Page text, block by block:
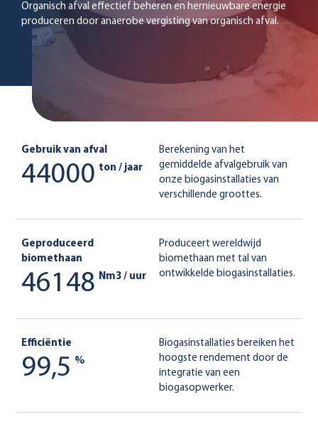
Organisch afval effectief beheren en hernieuwbare energie
produceren door anaerobe vergisting van organisch afval.
Gebruik van afval
44000 ton / jaar
Berekening van het
gemiddelde afvalgebruik van
onze biogasinstallaties van
verschillende groottes.
Geproduceerd
biomethaan
46148 Nm3 / uur
Produceert wereldwijd
biomethaan met tal van
ontwikkelde biogasinstallaties.
Efficiëntie
99,5 %
Biogasinstallaties bereiken het
hoogste rendement door de
integratie van een
biogasopwerker.